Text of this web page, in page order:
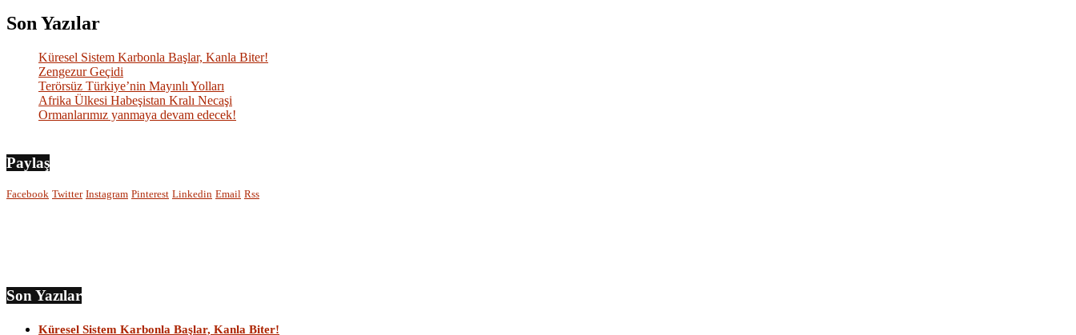
Son Yazılar
Küresel Sistem Karbonla Başlar, Kanla Biter!
Zengezur Geçidi
Terörsüz Türkiye’nin Mayınlı Yolları
Afrika Ülkesi Habeşistan Kralı Necaşi
Ormanlarımız yanmaya devam edecek!
Paylaş
Facebook Twitter Instagram Pinterest Linkedin Email Rss
Son Yazılar
Küresel Sistem Karbonla Başlar, Kanla Biter!